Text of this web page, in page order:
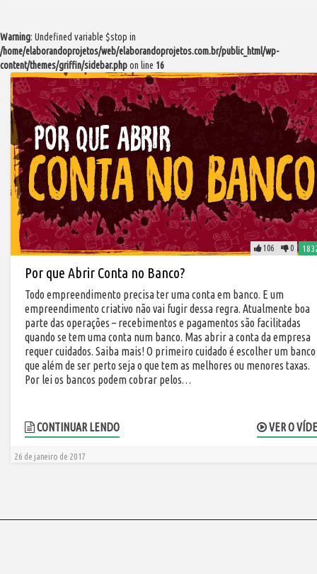
Warning: Undefined variable $stop in
/home/elaborandoprojetos/web/elaborandoprojetos.com.br/public_html/wp-
content/themes/griffin/sidebar.phpon line 16
0
106
Por que Abrir Conta no Banco?
Todo empreendimento precisa ter uma conta em banco. E um
empreendimento criativo não vai fugir dessa regra. Atualmente boa
parte das operações – recebimentos e pagamentos são facilitadas
quando se tem uma conta num banco. Mas abrir a conta da empresa
requer cuidados. Saiba mais! O primeiro cuidado é escolher um banco
que além de ser perto seja o que tem as melhores ou menores taxas.
Por lei os bancos podem cobrar pelos…
CONTINUAR LENDO VER O
26 de janeiro de 2017